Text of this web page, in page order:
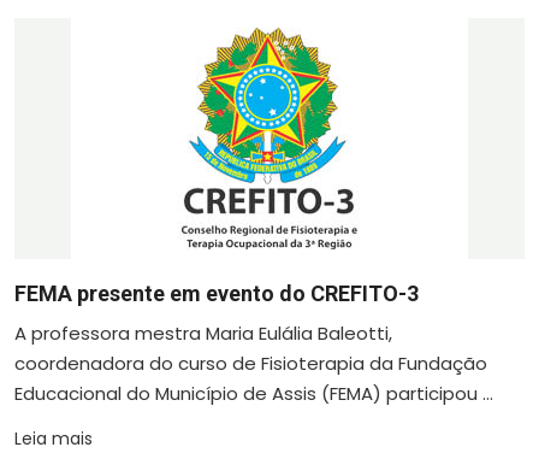
FEMA presente em evento do CREFITO-3
A professora mestra Maria Eulália Baleotti,
coordenadora do curso de Fisioterapia da Fundação
Educacional do Município de Assis (FEMA) participou ...
Leia mais